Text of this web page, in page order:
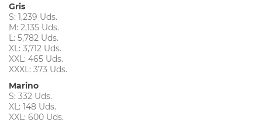
Gris
S: 1,239 Uds.
M: 2,135 Uds.
L: 5,782 Uds.
XL: 3,712 Uds.
XXL: 465 Uds.
XXXL: 373 Uds.
Marino
S: 332 Uds.
XL: 148 Uds.
XXL: 600 Uds.